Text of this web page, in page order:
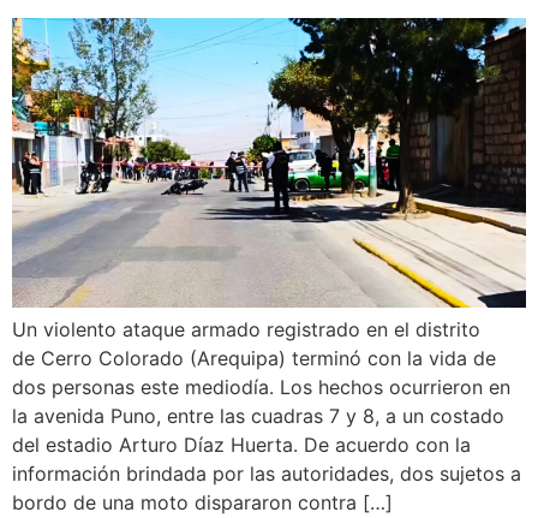
Un violento ataque armado registrado en el distrito
de Cerro Colorado (Arequipa) terminó con la vida de
dos personas este mediodía. Los hechos ocurrieron en
la avenida Puno, entre las cuadras 7 y 8, a un costado
del estadio Arturo Díaz Huerta. De acuerdo con la
información brindada por las autoridades, dos sujetos a
bordo de una moto dispararon contra […]